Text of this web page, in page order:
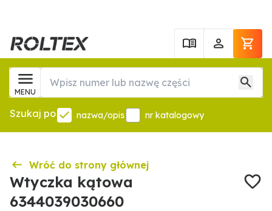
MENU
Szukaj po nazwa/opis nr katalogowy
Wróć do strony głównej
Wtyczka kątowa
6344039030660